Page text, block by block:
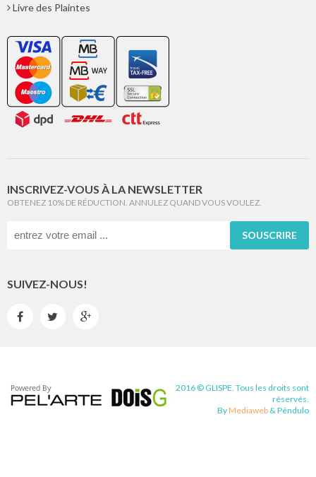
Livre des Plaintes
INSCRIVEZ-VOUS À LA NEWSLETTER
OBTENEZ 10% DE RÉDUCTION. ANNULEZ QUAND VOUS VOULEZ.
SOUSCRIRE
SUIVEZ-NOUS!
  
2016 © GLISPE. Tous les droits sont
réservés.
By Mediaweb & Pêndulo